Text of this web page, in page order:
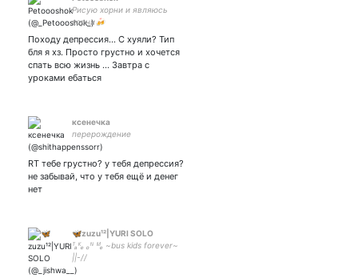
Рисую хорни и являюсь
хорни🍻
Походу депрессия... С хуяли? Тип
бля я хз. Просто грустно и хочется
спать всю жизнь ... Завтра с
уроками ебаться
ксенечка
перерождение
RT тебе грустно? у тебя депрессия?
не забывай, что у тебя ещё и денег
нет
🦋zuzu¹²|YURI SOLO
ᵀₐᴷₑ ₒᴺ ᴹₑ ~bus kids forever~
||-//